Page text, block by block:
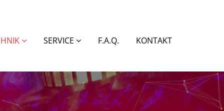
SERVICE F.A.Q. KONTAKT